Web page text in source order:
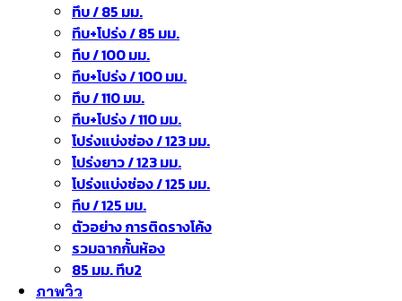
ทึบ / 85 มม.
ทึบ+โปร่ง / 85 มม.
ทึบ / 100 มม.
ทึบ+โปร่ง / 100 มม.
ทึบ / 110 มม.
ทึบ+โปร่ง / 110 มม.
โปร่งแบ่งช่อง / 123 มม.
โปร่งยาว / 123 มม.
โปร่งแบ่งช่อง / 125 มม.
ทึบ / 125 มม.
ตัวอย่าง การติดรางโค้ง
รวมฉากกั้นห้อง
85 มม. ทึบ2
ภาพวิว